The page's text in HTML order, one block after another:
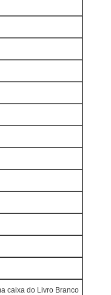
caixa do Livro Branco